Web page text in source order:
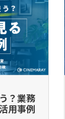
？業務
用事例